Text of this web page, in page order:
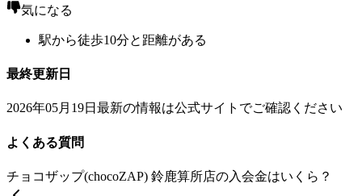
気になる
駅から徒歩10分と距離がある
最終更新日
2026年05月19日 最新の情報は公式サイトでご確認ください
よくある質問
チョコザップ(chocoZAP) 鈴鹿算所店の入会金はいくら？